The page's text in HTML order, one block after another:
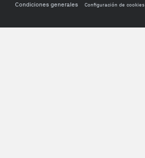
Condiciones generales
Configuración de cookies